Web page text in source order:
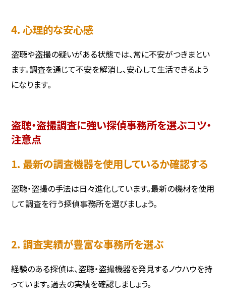
4. 心理的な安心感
盗聴や盗撮の疑いがある状態では、常に不安がつきまとい
ます。調査を通じて不安を解消し、安心して生活できるよう
になります。
盗聴・盗撮調査に強い探偵事務所を選ぶコツ・
注意点
1. 最新の調査機器を使用しているか確認する
盗聴・盗撮の手法は日々進化しています。最新の機材を使用
して調査を行う探偵事務所を選びましょう。
2. 調査実績が豊富な事務所を選ぶ
経験のある探偵は、盗聴・盗撮機器を発見するノウハウを持
っています。過去の実績を確認しましょう。